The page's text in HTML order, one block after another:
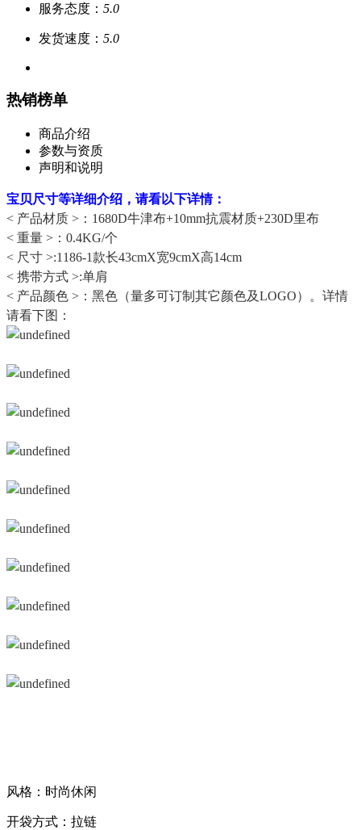
服务态度： 5.0
发货速度： 5.0
热销榜单
商品介绍
参数与资质
声明和说明
宝贝尺寸等详细介绍，请看以下详情：
< 产品材质 >：1680D牛津布+10mm抗震材质+230D里布
< 重量 >：0.4KG/个
< 尺寸 >:1186-1款长43cmX宽9cmX高14cm
< 携带方式 >:单肩
< 产品颜色 >：黑色（量多可订制其它颜色及LOGO）。详情
请看下图：
风格：时尚休闲
开袋方式：拉链